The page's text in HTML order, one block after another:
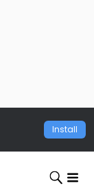
Install